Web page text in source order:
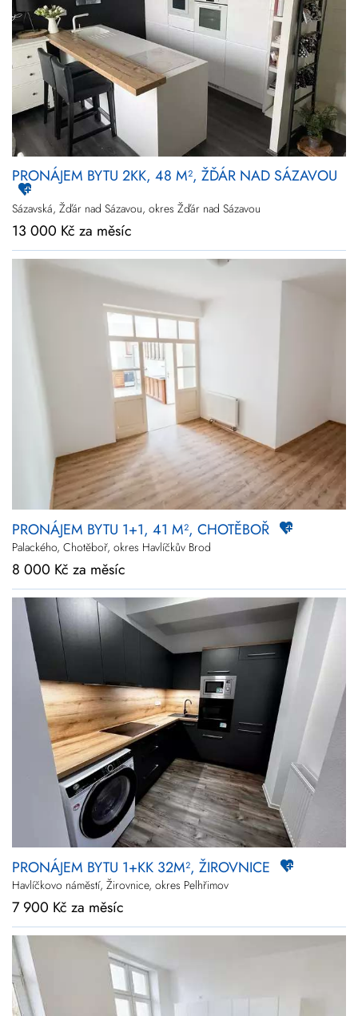
PRONÁJEM BYTU 2KK, 48 M², ŽĎÁR NAD SÁZAVOU
Sázavská, Žďár nad Sázavou, okres Žďár nad Sázavou
13 000 Kč za měsíc
PRONÁJEM BYTU 1+1, 41 M², CHOTĚBOŘ
Palackého, Chotěboř, okres Havlíčkův Brod
8 000 Kč za měsíc
PRONÁJEM BYTU 1+KK 32M², ŽIROVNICE
Havlíčkovo náměstí, Žirovnice, okres Pelhřimov
7 900 Kč za měsíc